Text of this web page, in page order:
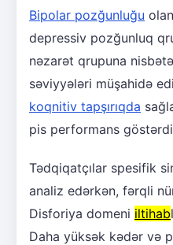
Bipolar pozğunluğu
depressiv pozğunluq
nəzarət qrupuna
səviyyələri müşahidə
koqnitiv tapşırıqda
pis performans
Tədqiqatçılar spesifik
analiz edərkən, fərqli
Disforiya domeni iltihab
Daha yüksək kədər və